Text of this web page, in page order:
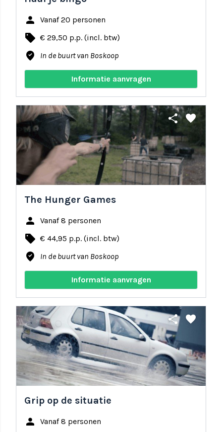
person Vanaf 20 personen
local_offer € 29,50 p.p. (incl. btw)
where_to_vote In de buurt van Boskoop
Informatie aanvragen
share favorite
The Hunger Games
person Vanaf 8 personen
local_offer € 44,95 p.p. (incl. btw)
where_to_vote In de buurt van Boskoop
Informatie aanvragen
share favorite
Grip op de situatie
person Vanaf 8 personen